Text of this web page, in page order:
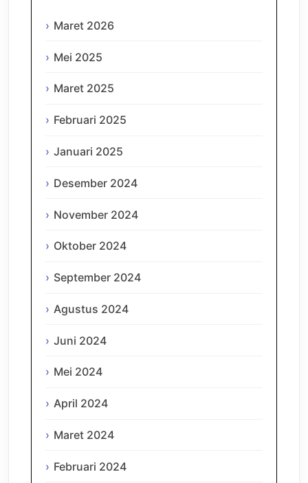
Maret 2026
Mei 2025
Maret 2025
Februari 2025
Januari 2025
Desember 2024
November 2024
Oktober 2024
September 2024
Agustus 2024
Juni 2024
Mei 2024
April 2024
Maret 2024
Februari 2024